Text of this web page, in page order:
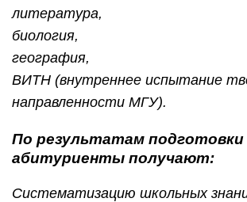
литература,
биология,
география,
ВИТН (внутреннее испытание
направленности МГУ).
По результатам подготовки
абитуриенты получают:
Систематизацию школьных